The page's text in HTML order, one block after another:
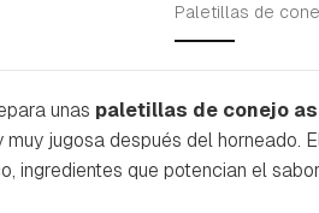
Paletillas de
unas paletillas de conejo
muy jugosa después del
ingredientes que potencian el